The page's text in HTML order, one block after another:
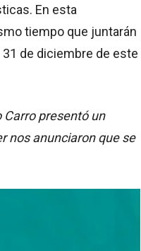
En esta
tiempo que juntarán
31 de diciembre de este
Carro presentó un
nos anunciaron que se